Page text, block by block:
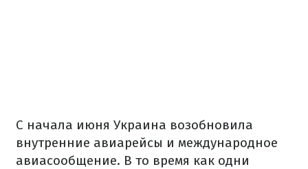
С начала июня Украина возобновила
внутренние авиарейсы и международное
авиасообщение. В то время как одни